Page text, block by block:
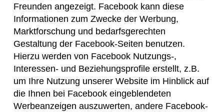
Freunden angezeigt. Facebook kann diese
Informationen zum Zwecke der Werbung,
Marktforschung und bedarfsgerechten
Gestaltung der Facebook-Seiten benutzen.
Hierzu werden von Facebook Nutzungs-,
Interessen- und Beziehungsprofile erstellt, z.B.
um Ihre Nutzung unserer Website im Hinblick auf
die Ihnen bei Facebook eingeblendeten
Werbeanzeigen auszuwerten, andere Facebook-